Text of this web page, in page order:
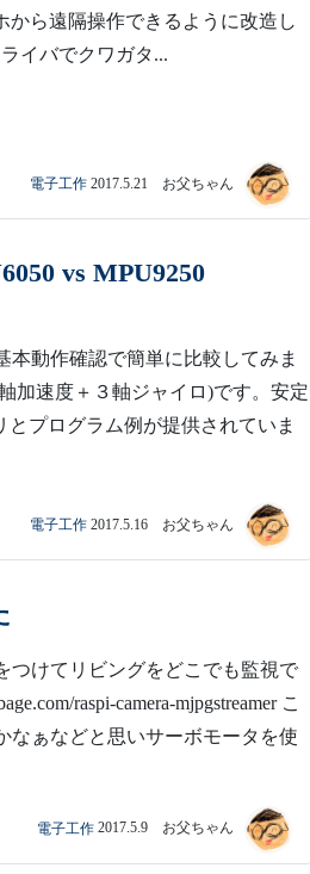
ら遠隔操作できるように改造し
イバでクワガタ...
電子工作 2017.5.21 お父ちゃん
vs MPU9250
動作確認で簡単に比較してみま
加速度＋３軸ジャイロ)です。安定
プログラム例が提供されていま
電子工作 2017.5.16 お父ちゃん
つけてリビングをどこでも監視で
raspi-camera-mjpgstreamer こ
なぁなどと思いサーボモータを使
電子工作 2017.5.9 お父ちゃん